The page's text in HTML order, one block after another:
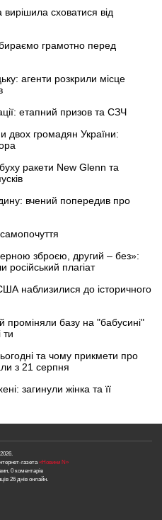
сховатися від
грамотно перед
агенти розкрили місце
етапний призов та СЗЧ
двох громадян України:
ракети New Glenn та
вчений попередив про
зброєю, другий – без»:
плагіат
наблизилися до історичного
проміняли базу на "бабусині"
ти
та чому прикмети про
з 21 серпня
загинули жінка та її
газета«Новини N»
0 коментарів
26 днів онлайн.